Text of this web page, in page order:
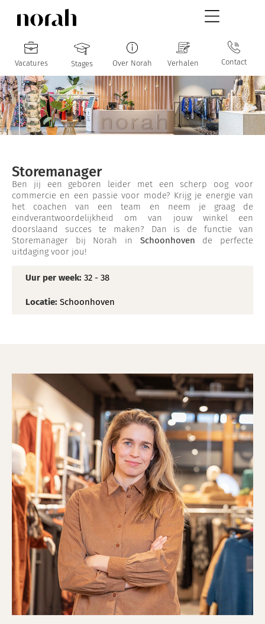
Vacatures Stages Over Norah Verhalen Contact
Storemanager
Ben jij een geboren leider met een scherp oog voor
commercie en een passie voor mode? Krijg je energie van
het coachen van een team en neem je graag de
eindverantwoordelijkheid om van jouw winkel een
doorslaand succes te maken? Dan is de functie van
Storemanager bij Norah in Schoonhoven de perfecte
uitdaging voor jou!
Uur per week: 32 - 38
Locatie: Schoonhoven